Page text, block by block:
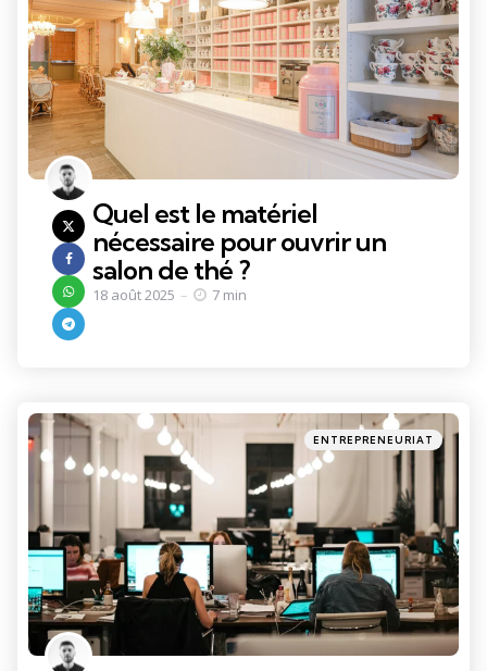
Quel est le matériel
nécessaire pour ouvrir un
salon de thé ?
18 août 2025 7 min
Categories
Posted
in
ENTREPRENEURIAT